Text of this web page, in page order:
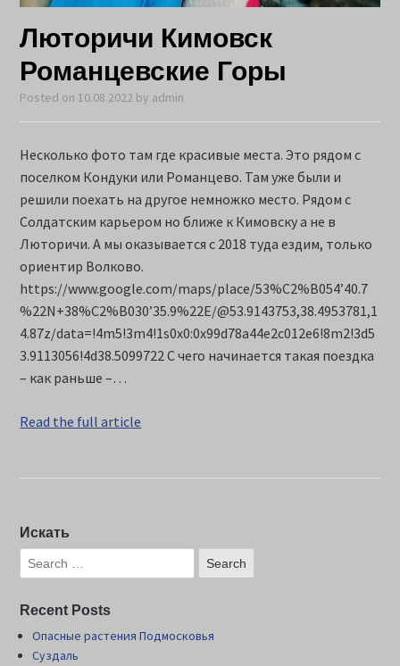
Люторичи Кимовск
Романцевские Горы
Posted on 10.08.2022 by admin
Несколько фото там где красивые места. Это рядом с
поселком Кондуки или Романцево. Там уже были и
решили поехать на другое немножко место. Рядом с
Солдатским карьером но ближе к Кимовску а не в
Люторичи. А мы оказывается с 2018 туда ездим, только
ориентир Волково.
https://www.google.com/maps/place/53%C2%B054’40.7
%22N+38%C2%B030’35.9%22E/@53.9143753,38.4953781,1
4.87z/data=!4m5!3m4!1s0x0:0x99d78a44e2c012e6!8m2!3d5
3.9113056!4d38.5099722 С чего начинается такая поездка
– как раньше –…
Read the full article
Искать
Recent Posts
Опасные растения Подмосковья
Суздаль